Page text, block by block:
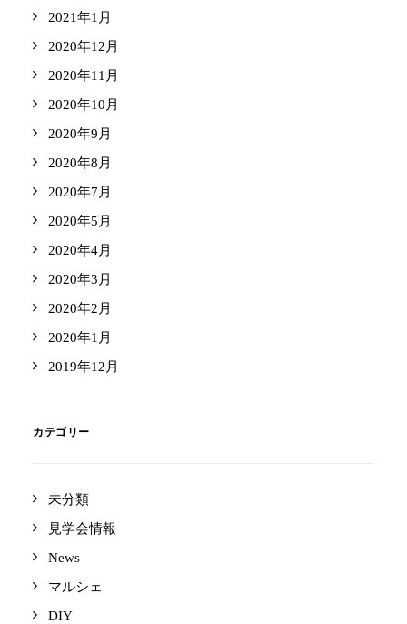
2021年1月
2020年12月
2020年11月
2020年10月
2020年9月
2020年8月
2020年7月
2020年5月
2020年4月
2020年3月
2020年2月
2020年1月
2019年12月
カテゴリー
未分類
見学会情報
News
マルシェ
DIY